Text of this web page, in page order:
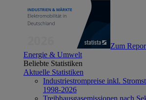
Zum
Energie & Umwelt
Beliebte Statistiken
Aktuelle Statistiken
Industriestrompreise inkl.
1998-2026
Treibhausgasemissionen nach